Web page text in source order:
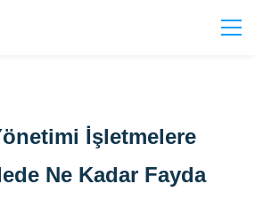
İşletmelere
Ne Kadar Fayda